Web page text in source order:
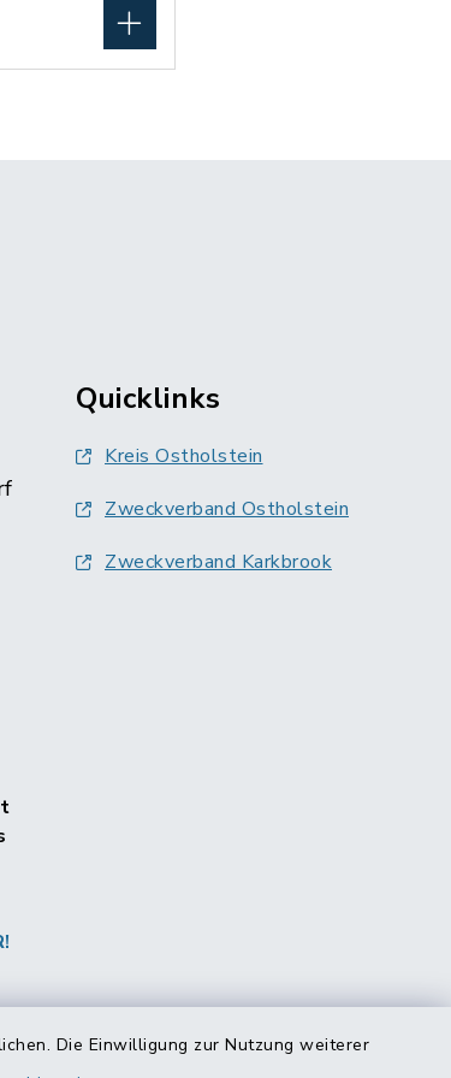
Die Einwilligung zur Nutzung weiterer
Quicklinks
Kreis Ostholstein
Zweckverband Ostholstein
Zweckverband Karkbrook